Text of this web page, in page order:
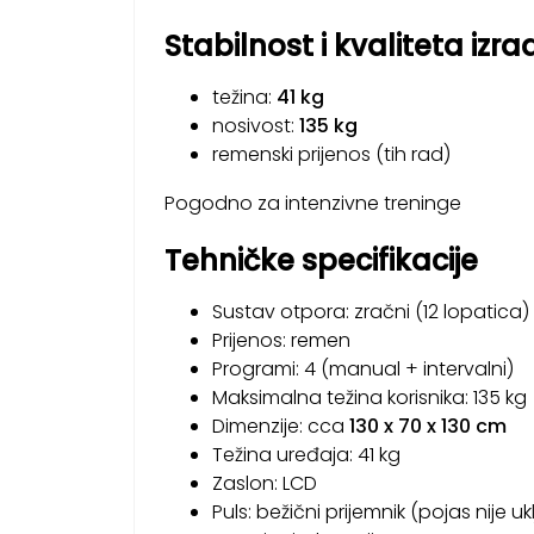
Stabilnost i kvaliteta
težina: 41 kg
nosivost: 135 kg
remenski prijenos (tih rad)
Pogodno za intenzivne treninge
Tehničke specifikacije
Sustav otpora: zračni (12 lopatica)
Prijenos: remen
Programi: 4 (manual + intervalni)
Maksimalna težina korisnika: 135 kg
Dimenzije: cca 130 x 70 x 130 cm
Težina uređaja: 41 kg
Zaslon: LCD
Puls: bežični prijemnik (pojas nije